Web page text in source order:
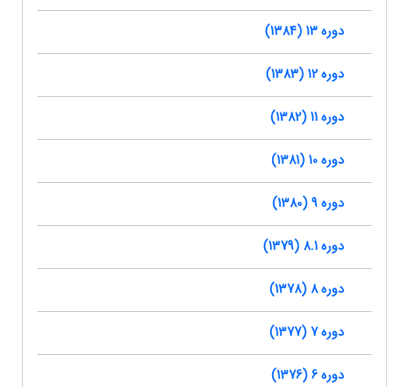
دوره 13 (1384)
دوره 12 (1383)
دوره 11 (1382)
دوره 10 (1381)
دوره 9 (1380)
دوره 8.1 (1379)
دوره 8 (1378)
دوره 7 (1377)
دوره 6 (1376)